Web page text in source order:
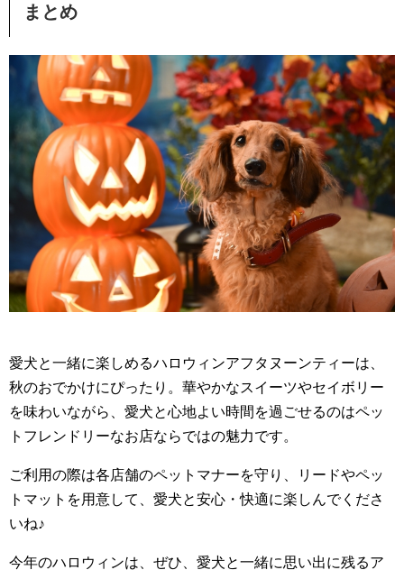
まとめ
愛犬と一緒に楽しめるハロウィンアフタヌーンティーは、
秋のおでかけにぴったり。華やかなスイーツやセイボリー
を味わいながら、愛犬と心地よい時間を過ごせるのはペッ
トフレンドリーなお店ならではの魅力です。
ご利用の際は各店舗のペットマナーを守り、リードやペッ
トマットを用意して、愛犬と安心・快適に楽しんでくださ
いね♪
今年のハロウィンは、ぜひ、愛犬と一緒に思い出に残るア